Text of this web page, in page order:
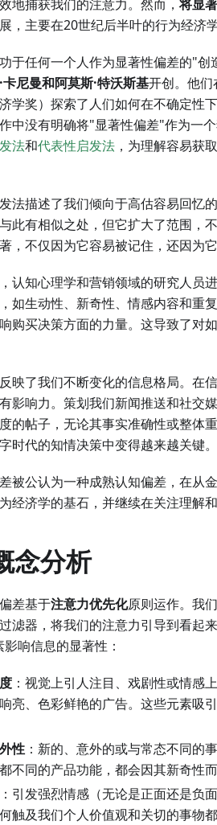
地捕获我们的注意力。然而，将显
，主要在20世纪后半叶的行为经济
于任何一个人作为显著性偏差的"
卡尼曼和阿莫斯·特沃斯基开创。他
学奖）探索了人们如何在不确定性
中没有明确将"显著性偏差"作为一
法和代表性启发法 ，为理解容易获
法描述了我们倾向于高估容易回忆
此有相似之处，但它扩大了范围，
，不仅因为它容易被记住，还因为
认知心理学和营销领域的研究人员
如生动性、新奇性、情感内容和重
购买决策方面的力量。这导致了对
映了我们不断变化的信息格局。在
影响力。策划我们新闻推送和社
的帖子，无论其事实准确性或整体
时代的知情决策中变得越来越关键。
被公认为一种成熟认知偏差，在从
经济学的基石，并继续在关注理解
念分析
差基于注意力优先化原则运作。我
滤器，将我们的注意力引导到看起
响信息的显著性：
：视觉上引人注目、戏剧性或情感
亮、色彩鲜艳的广告。这些元素吸
性 ：新的、意外的或与常态不同的
不同的产品功能，都会因其新奇性而
：引发强烈情感（无论是正面还是负
触及我们个人价值观和关切的事物